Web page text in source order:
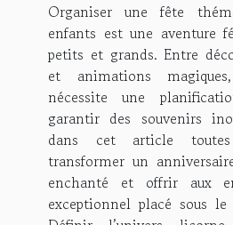
Organiser une fête
enfants est une aventure
petits et grands. Entre
et animations
nécessite une
garantir des souvenirs
dans cet article
transformer un
enchanté et offrir aux
exceptionnel placé sous